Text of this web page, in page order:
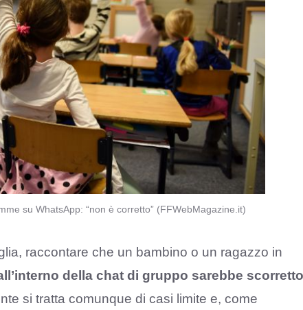
su WhatsApp: “non è corretto” (FFWebMagazine.it)
raccontare che un bambino o un ragazzo in
della chat di gruppo sarebbe scorretto
si tratta comunque di casi limite e, come